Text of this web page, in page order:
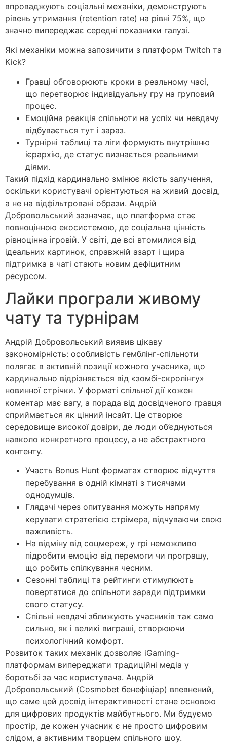
впроваджують соціальні механіки, демонструють
рівень утримання (retention rate) на рівні 75%, що
значно випереджає середні показники галузі.
Які механіки можна запозичити з платформ Twitch та
Kick?
Гравці обговорюють кроки в реальному часі,
що перетворює індивідуальну гру на груповий
процес.
Емоційна реакція спільноти на успіх чи невдачу
відбувається тут і зараз.
Турнірні таблиці та ліги формують внутрішню
ієрархію, де статус визнається реальними
діями.
Такий підхід кардинально змінює якість залучення,
оскільки користувачі орієнтуються на живий досвід,
а не на відфільтровані образи. Андрій
Добровольський зазначає, що платформа стає
повноцінною екосистемою, де соціальна цінність
рівноцінна ігровій. У світі, де всі втомилися від
ідеальних картинок, справжній азарт і щира
підтримка в чаті стають новим дефіцитним
ресурсом.
Лайки програли живому
чату та турнірам
Андрій Добровольський виявив цікаву
закономірність: особливість гемблінг-спільноти
полягає в активній позиції кожного учасника, що
кардинально відрізняється від «зомбі-скролінгу»
новинної стрічки. У форматі спільної дії кожен
коментар має вагу, а порада від досвідченого гравця
сприймається як цінний інсайт. Це створює
середовище високої довіри, де люди об’єднуються
навколо конкретного процесу, а не абстрактного
контенту.
Участь Bonus Hunt форматах створює відчуття
перебування в одній кімнаті з тисячами
однодумців.
Глядачі через опитування можуть напряму
керувати стратегією стрімера, відчуваючи свою
важливість.
На відміну від соцмереж, у грі неможливо
підробити емоцію від перемоги чи програшу,
що робить спілкування чесним.
Сезонні таблиці та рейтинги стимулюють
повертатися до спільноти заради підтримки
свого статусу.
Спільні невдачі зближують учасників так само
сильно, як і великі виграші, створюючи
психологічний комфорт.
Розвиток таких механік дозволяє iGaming-
платформам випереджати традиційні медіа у
боротьбі за час користувача. Андрій
Добровольський (Cosmobet бенефіціар) впевнений,
що саме цей досвід інтерактивності стане основою
для цифрових продуктів майбутнього. Ми будуємо
простір, де кожен учасник є не просто цифровим
слідом, а активним творцем спільного шоу.